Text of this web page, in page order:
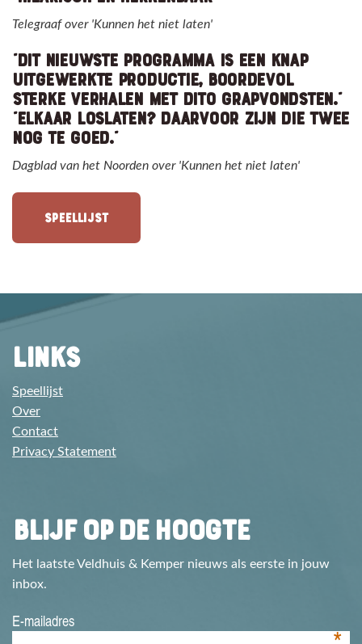
Telegraaf over 'Kunnen het niet laten'
“DIT NIEUWSTE PROGRAMMA IS EEN KNAP
UITGEWERKTE PRODUCTIE, BOORDEVOL
STERKE VERHALEN MET DITO GRAPVONDSTEN."
”ELKAAR LOSLATEN? DAARVOOR ZIJN DIE TWEE
NOG TE GOED."
Dagblad van het Noorden over 'Kunnen het niet laten'
SPEELLIJST
LINKS
Speellijst
Over
Contact
Privacy Statement
BLIJF OP DE HOOGTE
Het laatste Veldhuis & Kemper nieuws als eerste in jouw
inbox.
E-mailadres